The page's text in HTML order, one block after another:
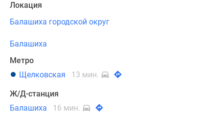
Локация
Балашиха городской округ
Балашиха
Метро
Щелковская
13 мин.
Ж/Д-станция
Балашиха
16 мин.